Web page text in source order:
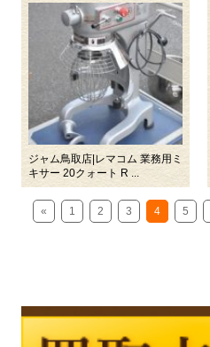
ジャム鳥取店|レマコム 業務用ミ
キサー 20クォート R ...
« 1 2 3 4 5